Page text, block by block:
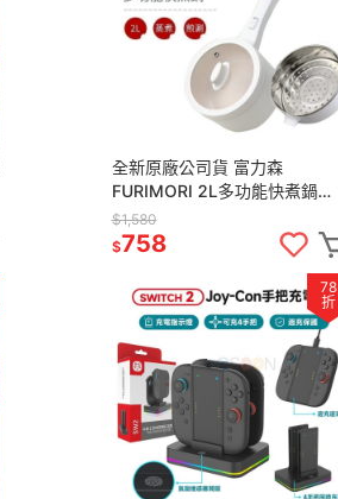
全新原廠公司貨 富力森
FURIMORI 2L多功能快煮鍋
【附蒸籠】FU-EH217W 快煮鍋
電火鍋 不沾鍋 宿舍必備
$1,580
$758
78
折